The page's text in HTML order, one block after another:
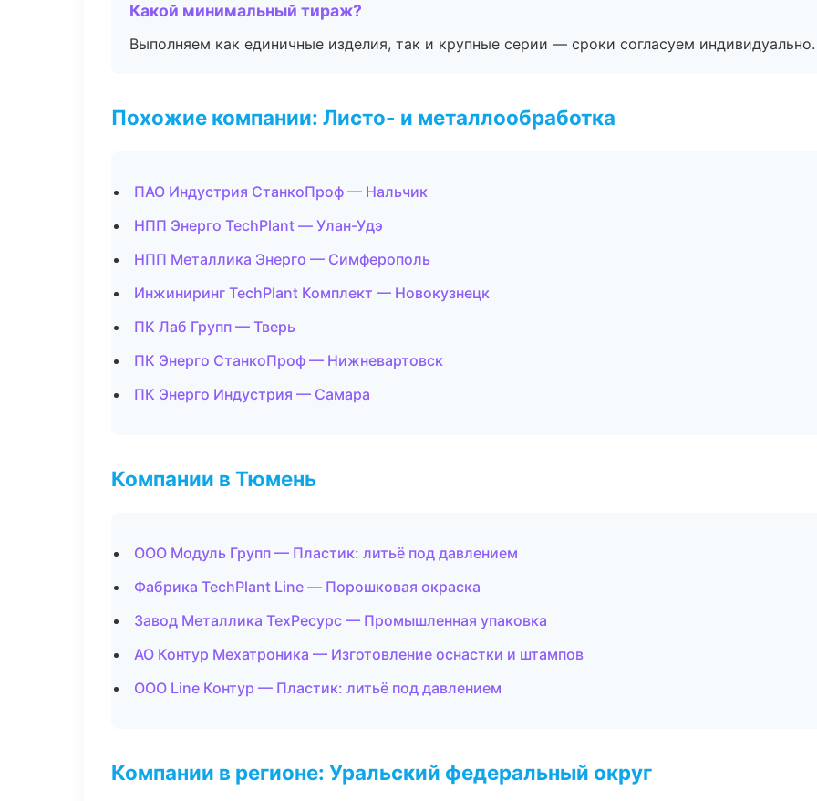
Какой минимальный тираж?
Выполняем как единичные изделия, так и крупные серии — сроки согласуем индивидуально.
Похожие компании: Листо- и металлообработка
ПАО Индустрия СтанкоПроф — Нальчик
НПП Энерго TechPlant — Улан-Удэ
НПП Металлика Энерго — Симферополь
Инжиниринг TechPlant Комплект — Новокузнецк
ПК Лаб Групп — Тверь
ПК Энерго СтанкоПроф — Нижневартовск
ПК Энерго Индустрия — Самара
Компании в Тюмень
ООО Модуль Групп — Пластик: литьё под давлением
Фабрика TechPlant Line — Порошковая окраска
Завод Металлика ТехРесурс — Промышленная упаковка
АО Контур Мехатроника — Изготовление оснастки и штампов
ООО Line Контур — Пластик: литьё под давлением
Компании в регионе: Уральский федеральный округ